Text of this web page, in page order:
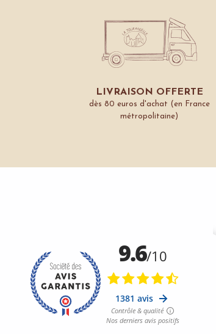
LIVRAISON OFFERTE
dès 80 euros d'achat (en France
métropolitaine)